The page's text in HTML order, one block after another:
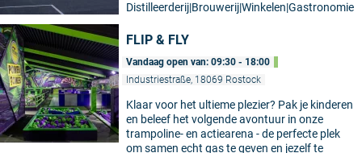
Distilleerderij|Brouwerij|Winkelen|Gastronomie
FLIP & FLY
Vandaag open van: 09:30 - 18:00
Industriestraße, 18069 Rostock
Klaar voor het ultieme plezier? Pak je kinderen
en beleef het volgende avontuur in onze
trampoline- en actiearena - de perfecte plek
om samen echt gas te geven en jezelf te